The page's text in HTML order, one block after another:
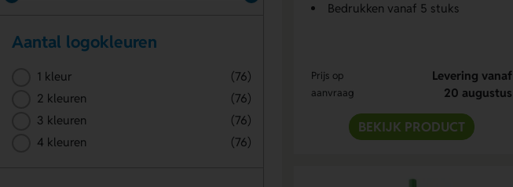
Bedrukken vanaf 5 stuks
Prijs op
aanvraag
Levering vanaf
20 augustus
BEKIJK PRODUCT
Aantal logokleuren
1 kleur
(76)
2 kleuren
(76)
3 kleuren
(76)
4 kleuren
(76)